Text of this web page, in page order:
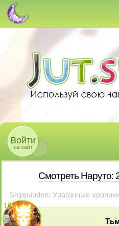
Войти
на сайт
Смотреть Наруто:
Shippuuden: Ураганные
16+